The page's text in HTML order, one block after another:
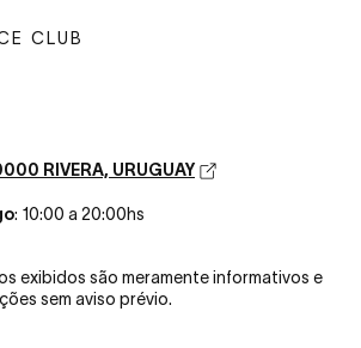
CLUB
RIVERA, URUGUAY
: 10:00 a 20:00hs
exibidos são meramente informativos e
sem aviso prévio.